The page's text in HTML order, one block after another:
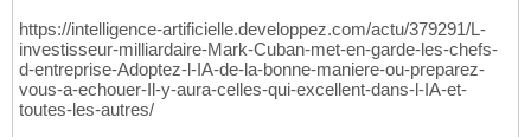
https://intelligence-artificielle.developpez.com/actu/379291/L-
investisseur-milliardaire-Mark-Cuban-met-en-garde-les-chefs-
d-entreprise-Adoptez-l-IA-de-la-bonne-maniere-ou-preparez-
vous-a-echouer-Il-y-aura-celles-qui-excellent-dans-l-IA-et-
toutes-les-autres/